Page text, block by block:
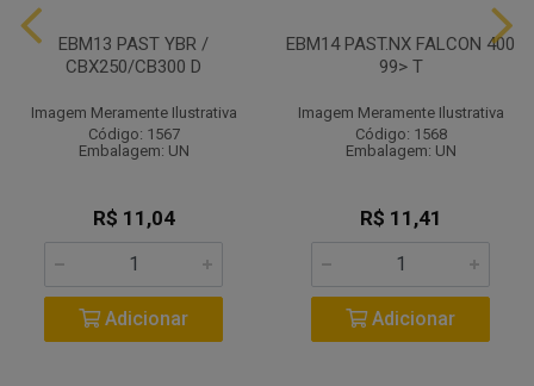
EBM13 PAST YBR /
CBX250/CB300 D
Imagem Meramente Ilustrativa
Código: 1567
Embalagem: UN
R$ 11,04
Adicionar
EBM14 PAST.NX FALCON 400
99> T
Imagem Meramente Ilustrativa
Código: 1568
Embalagem: UN
R$ 11,41
Adicionar